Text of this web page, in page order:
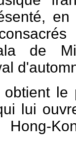
de
le
lui
Hong-